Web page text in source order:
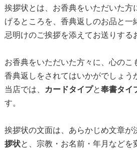
挨拶状とは、お香典をいただいた方
げるところを、香典返しのお品と一
忌明けのご挨拶を添えてお送りする
お香典をいただいた方々に、心のこ
香典返しをされてはいかがでしょう
当店では、
カードタイプと奉書タイ
す。
挨拶状の文面は、あらかじめ文章が
拶状と、宗教・お名前・年月などを